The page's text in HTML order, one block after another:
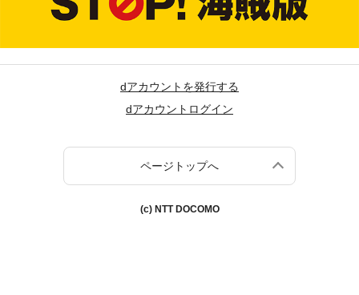
dアカウントを発行する
dアカウントログイン
ページトップへ
(c) NTT DOCOMO